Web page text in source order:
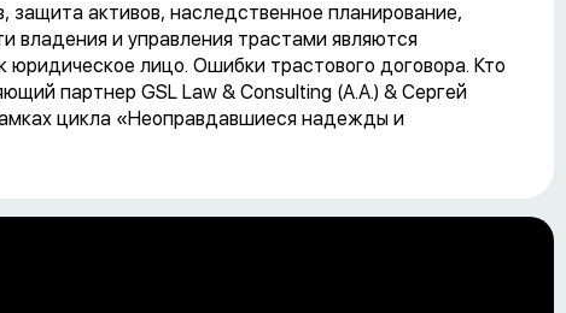
защита активов, наследственное планирование,
владения и управления трастами являются
юридическое лицо. Ошибки трастового договора. Кто
партнер GSL Law & Consulting (А.А.) & Сергей
цикла «Неоправдавшиеся надежды и